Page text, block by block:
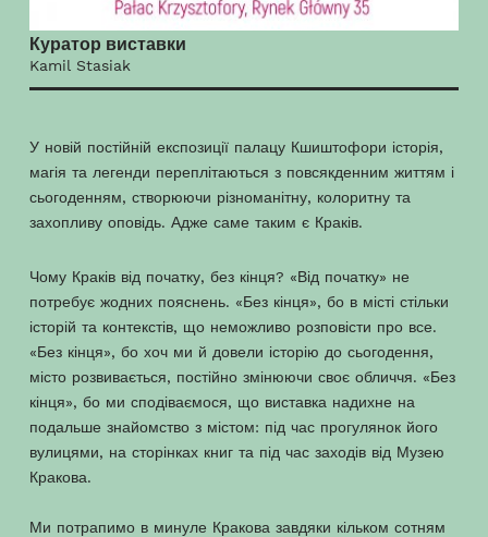
Куратор виставки
Kamil Stasiak
У новій постійній експозиції палацу Кшиштофори історія,
магія та легенди переплітаються з повсякденним життям і
сьогоденням, створюючи різноманітну, колоритну та
захопливу оповідь. Адже саме таким є Краків.
Чому Краків від початку, без кінця? «Від початку» не
потребує жодних пояснень. «Без кінця», бо в місті стільки
історій та контекстів, що неможливо розповісти про все.
«Без кінця», бо хоч ми й довели історію до сьогодення,
місто розвивається, постійно змінюючи своє обличчя. «Без
кінця», бо ми сподіваємося, що виставка надихне на
подальше знайомство з містом: під час прогулянок його
вулицями, на сторінках книг та під час заходів від Музею
Кракова.
Ми потрапимо в минуле Кракова завдяки кільком сотням